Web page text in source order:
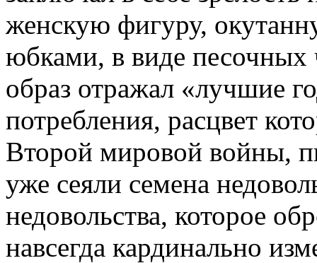
женскую фигуру,
юбками, в виде
образ отражал «лучшие
потребления, расцвет
Второй мировой войны,
уже сеяли семена
недовольства, которое
навсегда кардинально